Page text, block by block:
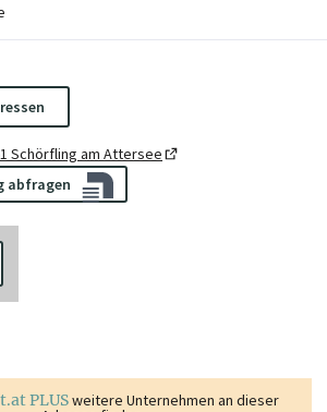
Schörfling am Attersee
abfragen
PLUSweitere Unternehmen an dieser